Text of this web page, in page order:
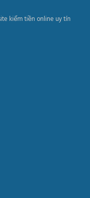
kiếm tiền online uy tín